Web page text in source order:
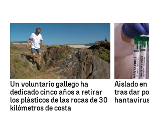
Un voluntario gallego ha
dedicado cinco años a retirar
los plásticos de las rocas de 30
kilómetros de costa
Aislado
tras dar